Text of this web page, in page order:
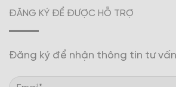
trở
thành
triển
hóa
Việt
ĐĂNG KÝ ĐỂ ĐƯỢC HỖ TRỢ
Đăng ký để nhận thông tin tư